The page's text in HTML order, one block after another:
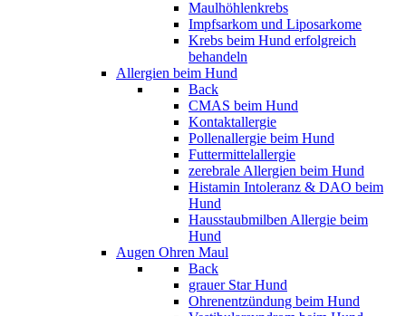
Maulhöhlenkrebs
Impfsarkom und Liposarkome
Krebs beim Hund erfolgreich
behandeln
Allergien beim Hund
Back
CMAS beim Hund
Kontaktallergie
Pollenallergie beim Hund
Futtermittelallergie
zerebrale Allergien beim Hund
Histamin Intoleranz & DAO beim
Hund
Hausstaubmilben Allergie beim
Hund
Augen Ohren Maul
Back
grauer Star Hund
Ohrenentzündung beim Hund